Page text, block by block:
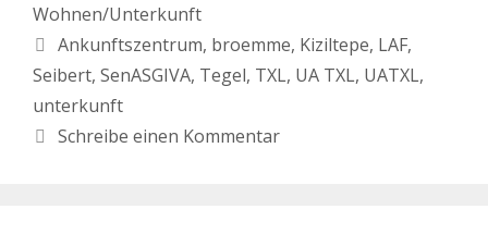
Wohnen/Unterkunft
Ankunftszentrum, broemme, Kiziltepe, LAF,
Seibert, SenASGIVA, Tegel, TXL, UA TXL, UATXL,
unterkunft
Schreibe einen Kommentar